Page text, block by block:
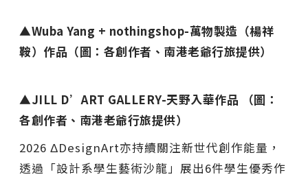
▲Wuba Yang + nothingshop-萬物製造（楊祥
鞍）作品（圖：各創作者、南港老爺行旅提供）
▲JILL D’ART GALLERY-天野入華作品 （圖：
各創作者、南港老爺行旅提供）
2026 ΔDesignArt亦持續關注新世代創作能量，
透過「設計系學生藝術沙龍」展出6件學生優秀作